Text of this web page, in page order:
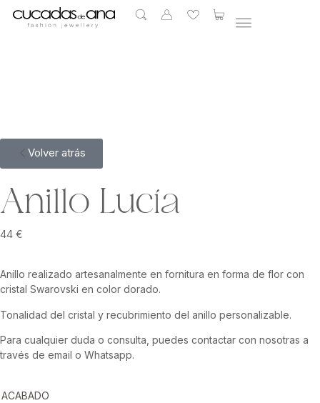
Volver atrás
Anillo Lucía
44 €
Anillo realizado artesanalmente en fornitura en forma de flor con
cristal Swarovski en color dorado.
Tonalidad del cristal y recubrimiento del anillo personalizable.
Para cualquier duda o consulta, puedes contactar con nosotras a
través de email o Whatsapp.
ACABADO